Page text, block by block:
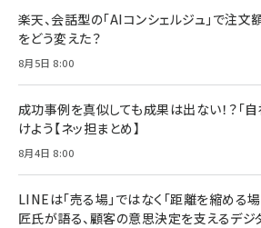
￥1,815
る時代の成長戦略
￥2,420
￥2,200
anan(アンアン)2026/
ママ投資家が育休中に１億
￥1,870
組織の成果を最大化する
￥1,980
￥2,750
楽天、会話型の「AIコンシェルジュ」で注
をどう変えた？
8月5日 8:00
成功事例を真似しても成果は出ない！？「
けよう【ネッ担まとめ】
8月4日 8:00
LINEは「売る場」ではなく「距離を縮める
匠氏が語る、顧客の意思決定を支えるデジ